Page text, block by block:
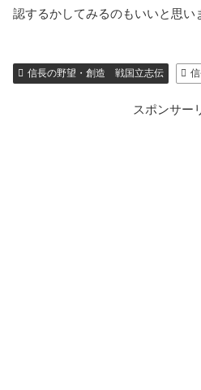
認するかしてみるのもいいと思い
信長の野望・創造 戦国立志伝
スポンサー